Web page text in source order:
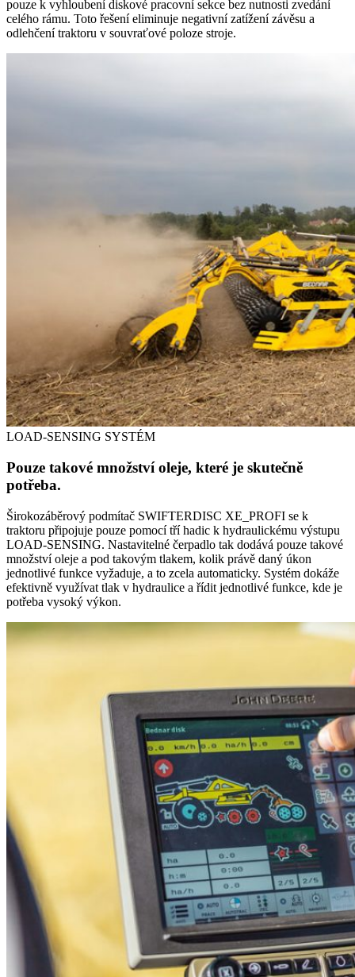
pouze k vyhloubení diskové pracovní sekce bez nutnosti zvedání
celého rámu. Toto řešení eliminuje negativní zatížení závěsu a
odlehčení traktoru v souvraťové poloze stroje.
LOAD-SENSING SYSTÉM
Pouze takové množství oleje, které je skutečně
potřeba.
Širokozáběrový podmítač SWIFTERDISC XE_PROFI se k
traktoru připojuje pouze pomocí tří hadic k hydraulickému výstupu
LOAD-SENSING. Nastavitelné čerpadlo tak dodává pouze takové
množství oleje a pod takovým tlakem, kolik právě daný úkon
jednotlivé funkce vyžaduje, a to zcela automaticky. Systém dokáže
efektivně využívat tlak v hydraulice a řídit jednotlivé funkce, kde je
potřeba vysoký výkon.